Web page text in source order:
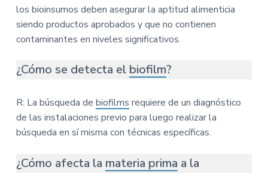
los bioinsumos deben asegurar la aptitud alimenticia
siendo productos aprobados y que no contienen
contaminantes en niveles significativos.
¿Cómo se detecta el biofilm?
R: La búsqueda de biofilms requiere de un diagnóstico
de las instalaciones previo para luego realizar la
búsqueda en sí misma con técnicas específicas.
¿Cómo afecta la materia prima a la